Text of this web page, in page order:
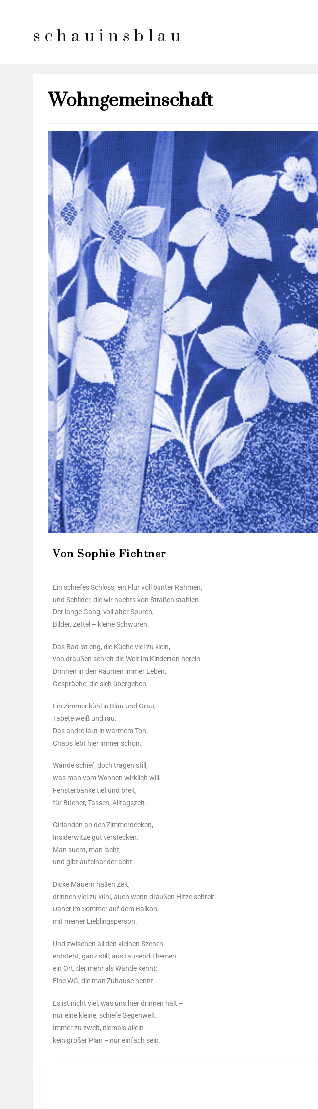
schauinsblau
Wohngemeinschaft
Von Sophie Fichtner
Ein schie­fes Schloss, ein Flur voll bun­ter Rah­men,
und Schil­der, die wir nachts von Stra­ßen stah­len.
Der lan­ge Gang, voll alter Spu­ren,
Bil­der, Zet­tel – klei­ne Schwuren.
Das Bad ist eng, die Küche viel zu klein,
von drau­ßen schreit die Welt im Kin­der­ton her­ein.
Drin­nen in den Räu­men immer Leben,
Gesprä­che, die sich übergeben.
Ein Zim­mer kühl in Blau und Grau,
Tape­te weiß und rau.
Das and­re laut in war­mem Ton,
Cha­os lebt hier immer schon.
Wän­de schief, doch tra­gen still,
was man vom Woh­nen wirk­lich will.
Fens­ter­bän­ke tief und breit,
für Bücher, Tas­sen, Alltagszeit.
Gir­lan­den an den Zim­mer­de­cken,
Insi­der­wit­ze gut ver­ste­cken.
Man sucht, man lacht,
und gibt auf­ein­an­der acht.
Dicke Mau­ern hal­ten Zeit,
drin­nen viel zu kühl, auch wenn drau­ßen Hit­ze schreit.
Daher im Som­mer auf dem Bal­kon,
mit mei­ner Lieblingsperson.
Und zwi­schen all den klei­nen Sze­nen
ent­steht, ganz still, aus tau­send The­men
ein Ort, der mehr als Wän­de kennt:
Eine WG, die man Zuhau­se nennt.
Es ist nicht viel, was uns hier drin­nen hält –
nur eine klei­ne, schie­fe Gegen­welt.
Immer zu zweit, nie­mals allein
kein gro­ßer Plan – nur ein­fach sein.